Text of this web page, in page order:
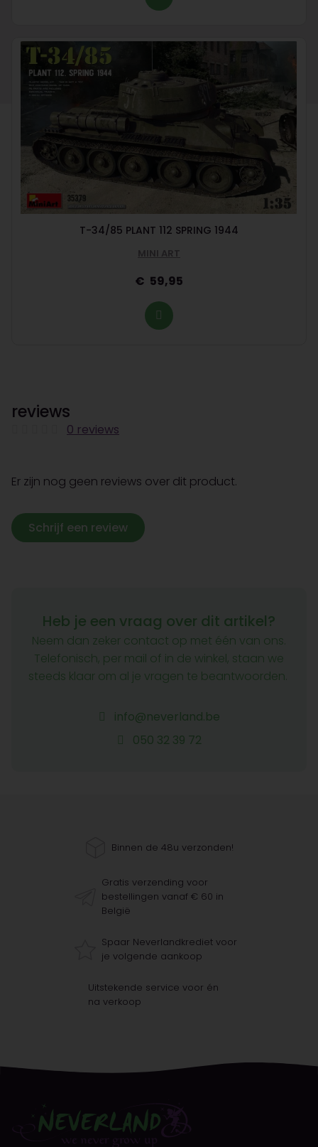
T-34/85 PLANT 112 SPRING 1944
MINI ART
59,95
reviews
0 reviews
Er zijn nog geen reviews over dit product.
Schrijf een review
Heb je een vraag over dit artikel?
Neem dan zeker contact op met één van ons.
Telefonisch, per mail of in de winkel, staan we
steeds klaar om al je vragen te beantwoorden.
info@neverland.be
050 32 39 72
Binnen de 48u verzonden!
Gratis verzending voor
bestellingen vanaf € 60 in
België
Spaar Neverlandkrediet voor
je volgende aankoop
Uitstekende service voor én
na verkoop